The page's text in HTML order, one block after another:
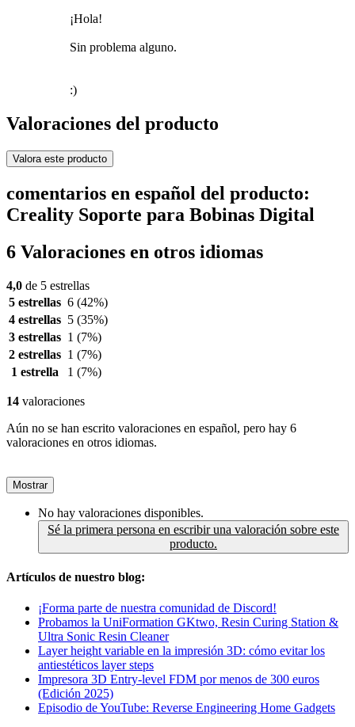
¡Hola!
Sin problema alguno.
:)
Valoraciones del producto
Valora este producto
comentarios en español del producto:
Creality Soporte para Bobinas Digital
6 Valoraciones en otros idiomas
4,0 de 5 estrellas
5 estrellas 6 (42%)
4 estrellas 5 (35%)
3 estrellas 1 (7%)
2 estrellas 1 (7%)
1 estrella
1 (7%)
14 valoraciones
Aún no se han escrito valoraciones en español, pero hay 6
valoraciones en otros idiomas.
Mostrar
No hay valoraciones disponibles.
Sé la primera persona en escribir una valoración sobre este
producto.
Artículos de nuestro blog:
¡Forma parte de nuestra comunidad de Discord!
Probamos la UniFormation GKtwo, Resin Curing Station &
Ultra Sonic Resin Cleaner
Layer height variable en la impresión 3D: cómo evitar los
antiestéticos layer steps
Impresora 3D Entry-level FDM por menos de 300 euros
(Edición 2025)
Episodio de YouTube: Reverse Engineering Home Gadgets